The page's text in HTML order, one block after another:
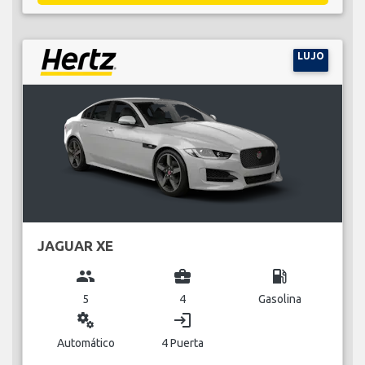
LUJO
JAGUAR XE
group
5
business_center
4
local_gas_station
Gasolina
miscellaneous_services
Automático
login
4 Puerta